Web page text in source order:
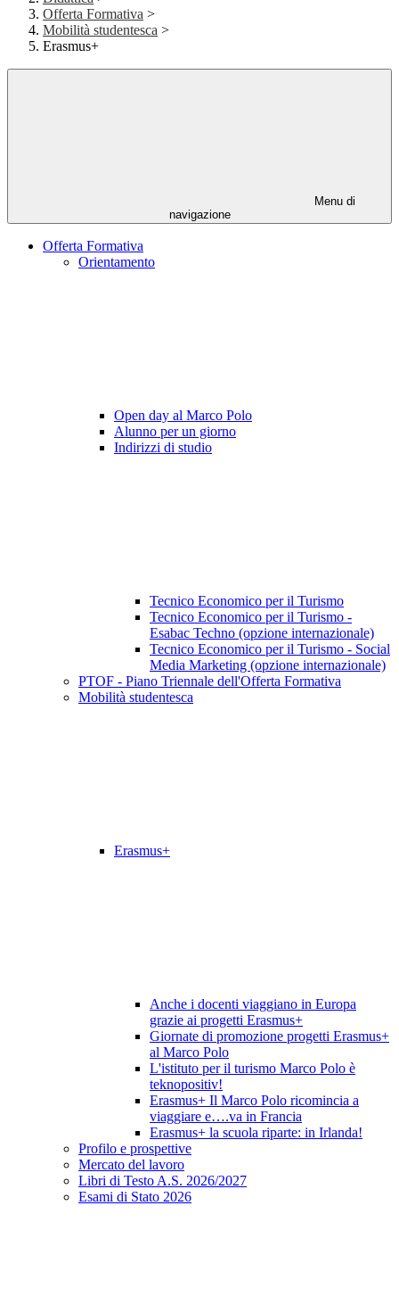
Offerta Formativa >
Mobilità studentesca >
Erasmus+
Menu di
navigazione
Offerta Formativa
Orientamento
Open day al Marco Polo
Alunno per un giorno
Indirizzi di studio
Tecnico Economico per il Turismo
Tecnico Economico per il Turismo -
Esabac Techno (opzione internazionale)
Tecnico Economico per il Turismo - Social
Media Marketing (opzione internazionale)
PTOF - Piano Triennale dell'Offerta Formativa
Mobilità studentesca
Erasmus+
Anche i docenti viaggiano in Europa
grazie ai progetti Erasmus+
Giornate di promozione progetti Erasmus+
al Marco Polo
L'istituto per il turismo Marco Polo è
teknopositiv!
Erasmus+ Il Marco Polo ricomincia a
viaggiare e….va in Francia
Erasmus+ la scuola riparte: in Irlanda!
Profilo e prospettive
Mercato del lavoro
Libri di Testo A.S. 2026/2027
Esami di Stato 2026